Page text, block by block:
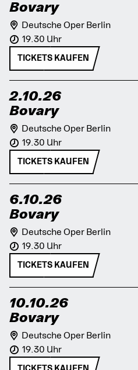
Bovary
Deutsche Oper Berlin
19.30 Uhr
TICKETS KAUFEN
2.10.26
Bovary
Deutsche Oper Berlin
19.30 Uhr
TICKETS KAUFEN
6.10.26
Bovary
Deutsche Oper Berlin
19.30 Uhr
TICKETS KAUFEN
10.10.26
Bovary
Deutsche Oper Berlin
19.30 Uhr